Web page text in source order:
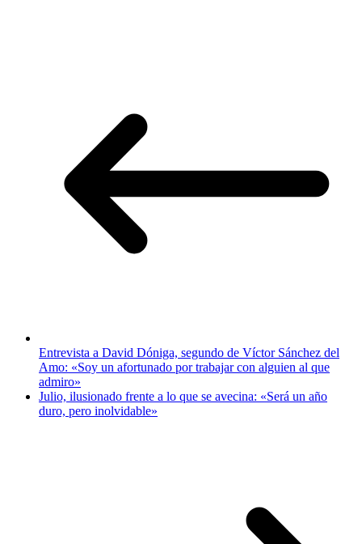
Entrevista a David Dóniga, segundo de Víctor Sánchez del
Amo: «Soy un afortunado por trabajar con alguien al que
admiro»
Julio, ilusionado frente a lo que se avecina: «Será un año
duro, pero inolvidable»